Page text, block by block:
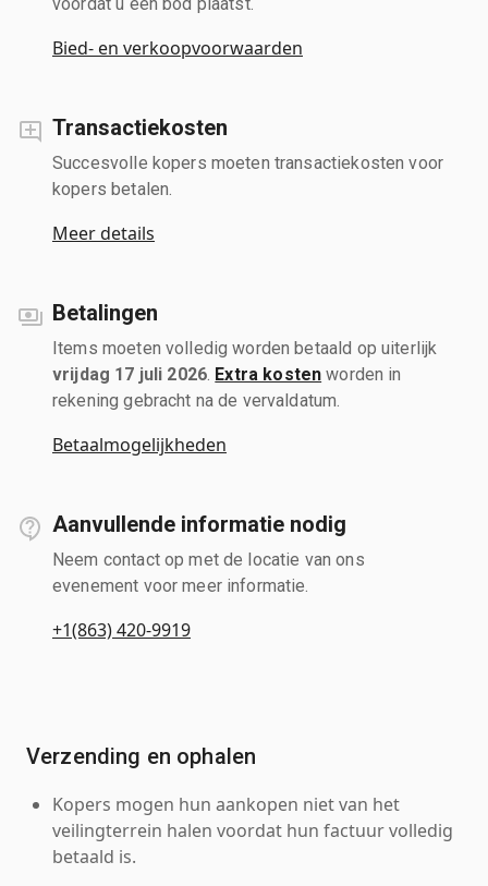
Bied- en verkoopvoorwaarden
Transactiekosten
Succesvolle kopers moeten transactiekosten voor
kopers betalen.
Meer details
Betalingen
Items moeten volledig worden betaald op uiterlijk
vrijdag 17 juli 2026 Extra kosten worden in
rekening gebracht na de vervaldatum.
Betaalmogelijkheden
Aanvullende informatie nodig
Neem contact op met de locatie van ons
evenement voor meer informatie.
+1(863) 420-9919
Verzending en ophalen
Kopers mogen hun aankopen niet van het
veilingterrein halen voordat hun factuur volledig
betaald is.